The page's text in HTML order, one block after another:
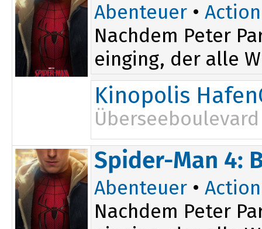
Abenteuer • Action
Nachdem Peter
einging, der alle
Kinopolis
Überseeboulevard
Spider-Man 4:
Abenteuer • Action
Nachdem Peter